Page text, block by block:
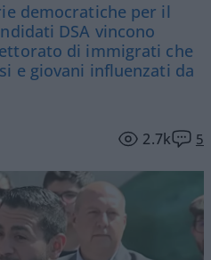
democratiche per il
DSA vincono
di immigrati che
e giovani influenzati da
2.7k 5